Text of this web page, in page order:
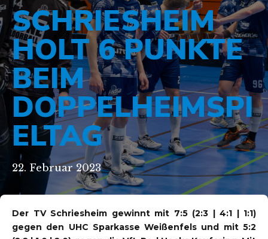
SCHRIESHEIM
HOLT 6 PUNKTE
BEIM
DOPPELHEIMSPI
ELTAG
22. Februar 2023
Der TV Schriesheim gewinnt mit 7:5 (2:3 | 4:1 | 1:1)
gegen den UHC Sparkasse Weißenfels und mit 5:2